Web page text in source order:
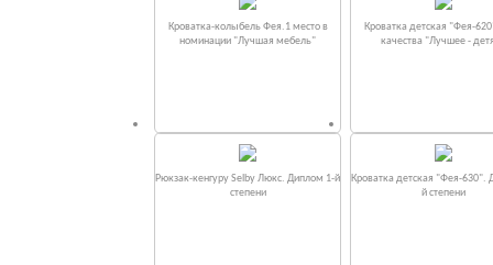
Кроватка-колыбель Фея.1 место в
номинации "Лучшая мебель"
Кроватка детская "Фея-
качества "Лучшее -
Рюкзак-кенгуру Selby Люкс. Диплом 1-й
степени
Кроватка детская "Фея-630".
й степени